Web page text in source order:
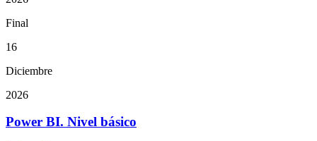
Final
16
Diciembre
2026
Power BI. Nivel básico